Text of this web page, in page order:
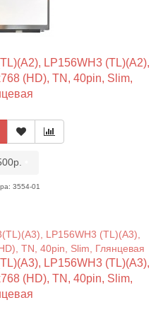
LP156WH3 (TL)(A2),
(HD), TN, 40pin, Slim,
3554-01
LP156WH3 (TL)(A3),
(HD), TN, 40pin, Slim,